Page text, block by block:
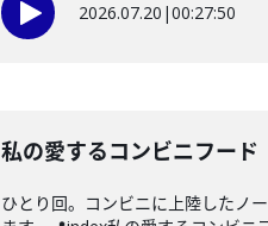
2026.07.20 |00:27:50
私の愛するコンビニフード
ひとり回。コンビニに上陸したノ